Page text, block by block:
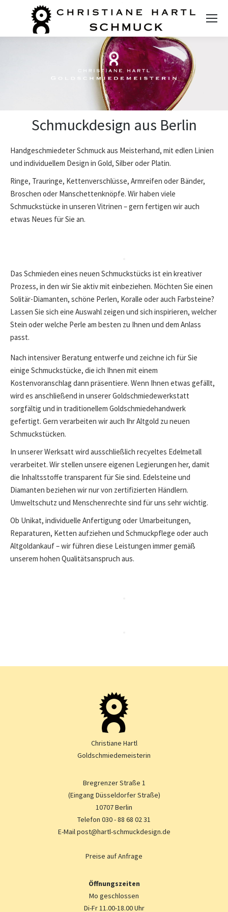
Schmuckdesign aus Berlin
Handgeschmiedeter Schmuck aus Meisterhand, mit edlen Linien
und individuellem Design in Gold, Silber oder Platin.
Ringe, Trauringe, Kettenverschlüsse, Armreifen oder Bänder,
Broschen oder Manschettenknöpfe. Wir haben viele
Schmuckstücke in unseren Vitrinen – gern fertigen wir auch
etwas Neues für Sie an.
Das Schmieden eines neuen Schmuckstücks ist ein kreativer
Prozess, in den wir Sie aktiv mit einbeziehen. Möchten Sie einen
Solitär-Diamanten, schöne Perlen, Koralle oder auch Farbsteine?
Lassen Sie sich eine Auswahl zeigen und sich inspirieren, welcher
Stein oder welche Perle am besten zu Ihnen und dem Anlass
passt.
Nach intensiver Beratung entwerfe und zeichne ich für Sie
einige Schmuckstücke, die ich Ihnen mit einem
Kostenvoranschlag dann präsentiere. Wenn Ihnen etwas gefällt,
wird es anschließend in unserer Goldschmiedewerkstatt
sorgfältig und in traditionellem Goldschmiedehandwerk
gefertigt. Gern verarbeiten wir auch Ihr Altgold zu neuen
Schmuckstücken.
In unserer Werksatt wird ausschließlich recyeltes Edelmetall
verarbeitet. Wir stellen unsere eigenen Legierungen her, damit
die Inhaltsstoffe transparent für Sie sind. Edelsteine und
Diamanten beziehen wir nur von zertifizierten Händlern.
Umweltschutz und Menschenrechte sind für uns sehr wichtig.
Ob Unikat, individuelle Anfertigung oder Umarbeitungen,
Reparaturen, Ketten aufziehen und Schmuckpflege oder auch
Altgoldankauf – wir führen diese Leistungen immer gemäß
unserem hohen Qualitätsanspruch aus.
Christiane Hartl
Goldschmiedemeisterin
Bregrenzer Straße 1
(Eingang Düsseldorfer Straße)
10707Berlin
Telefon 030 - 88 68 02 31
E-Mailpost@hartl-schmuckdesign.de
Preise auf Anfrage
Öffnungszeiten
Mo geschlossen
Di-Fr 11.00-18.00 Uhr